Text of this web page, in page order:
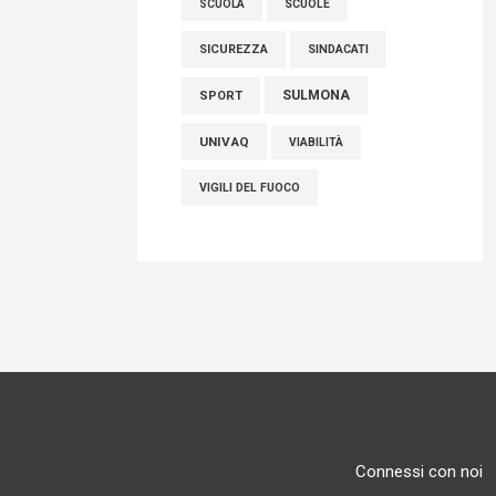
SCUOLA SCUOLE
SICUREZZA SINDACATI
SPORT SULMONA
UNIVAQ VIABILITÀ
VIGILI DEL FUOCO
Connessi con noi